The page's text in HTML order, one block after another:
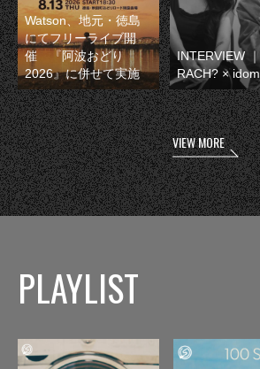
Watson、地元・徳島
にてフリーライブ開
催 『阿波おどり
2026』に併せて実施
INTERVIEW ｜
RACH? × idom
VIEW MORE
PLAYLIST